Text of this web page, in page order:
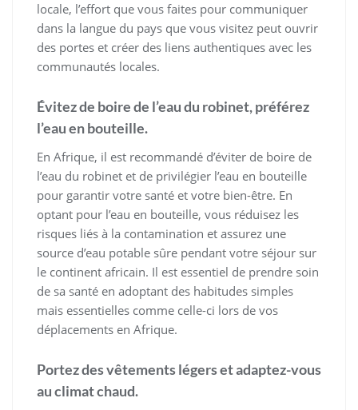
locale, l’effort que vous faites pour communiquer
dans la langue du pays que vous visitez peut ouvrir
des portes et créer des liens authentiques avec les
communautés locales.
Évitez de boire de l’eau du robinet, préférez
l’eau en bouteille.
En Afrique, il est recommandé d’éviter de boire de
l’eau du robinet et de privilégier l’eau en bouteille
pour garantir votre santé et votre bien-être. En
optant pour l’eau en bouteille, vous réduisez les
risques liés à la contamination et assurez une
source d’eau potable sûre pendant votre séjour sur
le continent africain. Il est essentiel de prendre soin
de sa santé en adoptant des habitudes simples
mais essentielles comme celle-ci lors de vos
déplacements en Afrique.
Portez des vêtements légers et adaptez-vous
au climat chaud.